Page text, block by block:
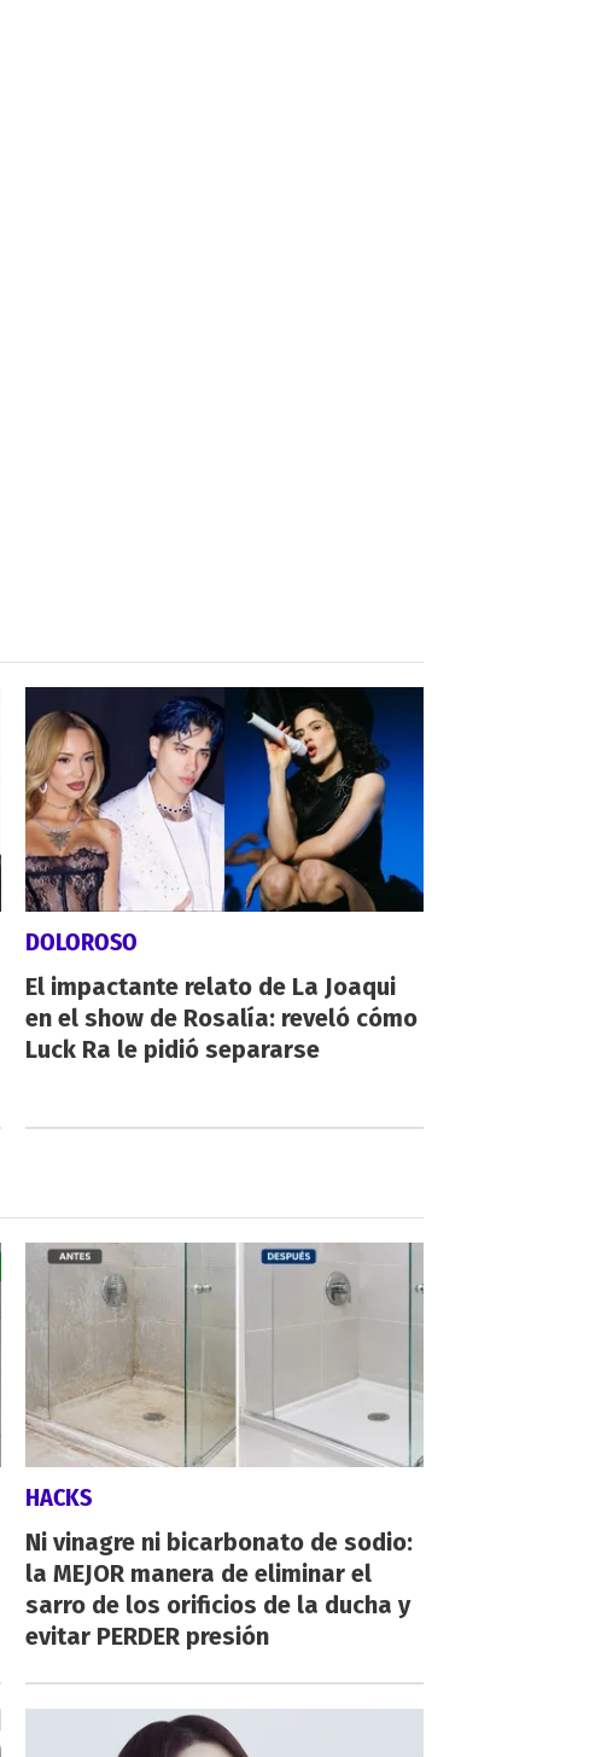
DOLOROSO
El impactante relato de La Joaqui
en el show de Rosalía: reveló cómo
Luck Ra le pidió separarse
HACKS
Ni vinagre ni bicarbonato de sodio:
la MEJOR manera de eliminar el
sarro de los orificios de la ducha y
evitar PERDER presión